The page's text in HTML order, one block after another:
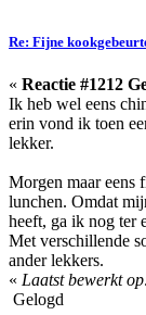
Re: Fijne
« Reactie #1212
Ik heb wel eens
erin vond ik toen
lekker.
Morgen maar eens
lunchen. Omdat
heeft, ga ik nog ter
Met verschillende
ander lekkers.
« Laatst bewerkt
Gelogd